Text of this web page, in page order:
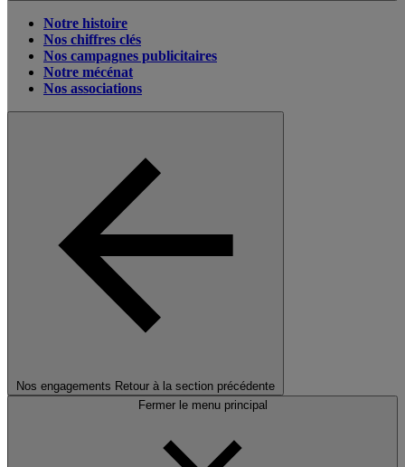
Notre histoire
Nos chiffres clés
Nos campagnes publicitaires
Notre mécénat
Nos associations
Nos engagements Retour à la section précédente
Fermer le menu principal